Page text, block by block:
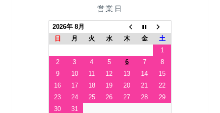
営業日
2026年 8月
日
月 火 水 木 金
土
1
2
3 4 5 6 7
8
9
10 11 12 13 14
15
16
17 18 19 20 21
22
23
24 25 26 27 28
29
30
31